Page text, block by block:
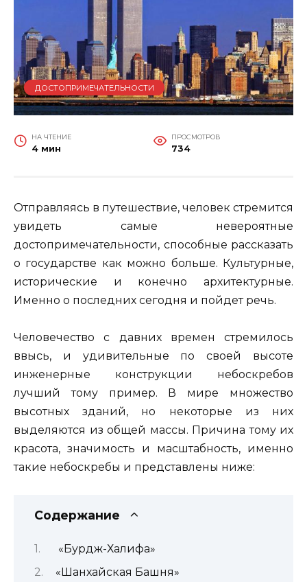
ДОСТОПРИМЕЧАТЕЛЬНОСТИ
НА ЧТЕНИЕ
4 мин
ПРОСМОТРОВ
734
Отправляясь в путешествие, человек стремится
увидеть самые невероятные
достопримечательности, способные рассказать
о государстве как можно больше. Культурные,
исторические и конечно архитектурные.
Именно о последних сегодня и пойдет речь.
Человечество с давних времен стремилось
ввысь, и удивительные по своей высоте
инженерные конструкции небоскребов
лучший тому пример. В мире множество
высотных зданий, но некоторые из них
выделяются из общей массы. Причина тому их
красота, значимость и масштабность, именно
такие небоскребы и представлены ниже:
Содержание
«Бурдж-Халифа»
«Шанхайская Башня»